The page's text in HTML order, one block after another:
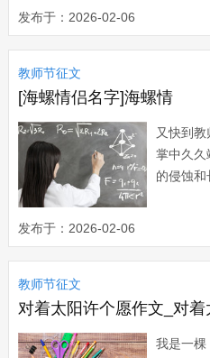
照，我
蔬菜。
相差无几
脱，蜷
发布于：2026-02-06
教师节征文
[海螺情侣名字]海螺情
又快到
掌中久久
的侵蚀
那“呼呼
响起：“
里血液流
响！”程
老师。
发布于：2026-02-06
教师节征文
对着太阳许个愿作文_对着
我是一